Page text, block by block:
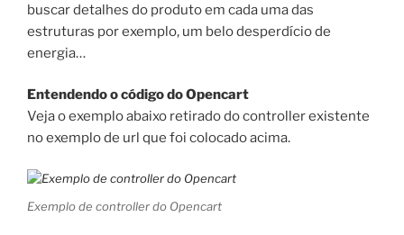
buscar detalhes do produto em cada uma das
estruturas por exemplo, um belo desperdício de
energia…
Entendendo o código do Opencart
Veja o exemplo abaixo retirado do controller existente
no exemplo de url que foi colocado acima.
Exemplo de controller do Opencart